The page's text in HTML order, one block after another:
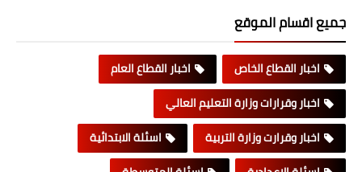
جميع اقسام الموقع
اخبار القطاع الخاص
اخبار القطاع العام
اخبار وقرارات وزارة التعليم العالي
اخبار وقرارت وزارة التربية
اسئلة الابتدائية